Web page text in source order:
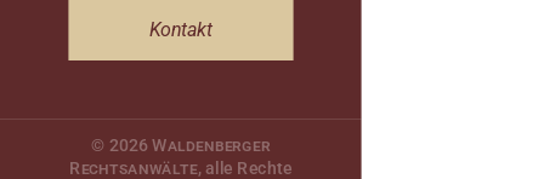
Kontakt
© 2026Waldenberger
Rechtsanwälte, alle Rechte